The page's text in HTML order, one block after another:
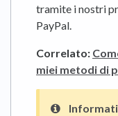
tramite i nostri
PayPal.
Correlato:
miei metodi di